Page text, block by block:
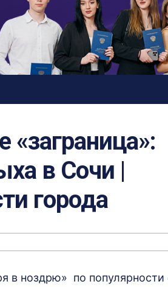
«заграница»:
в Сочи |
города
в ноздрю» по популярности